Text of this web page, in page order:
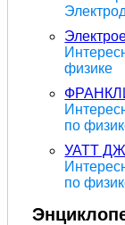
физике
по
УАТТ
по